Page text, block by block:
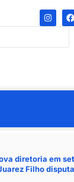
diretoria em
Filho